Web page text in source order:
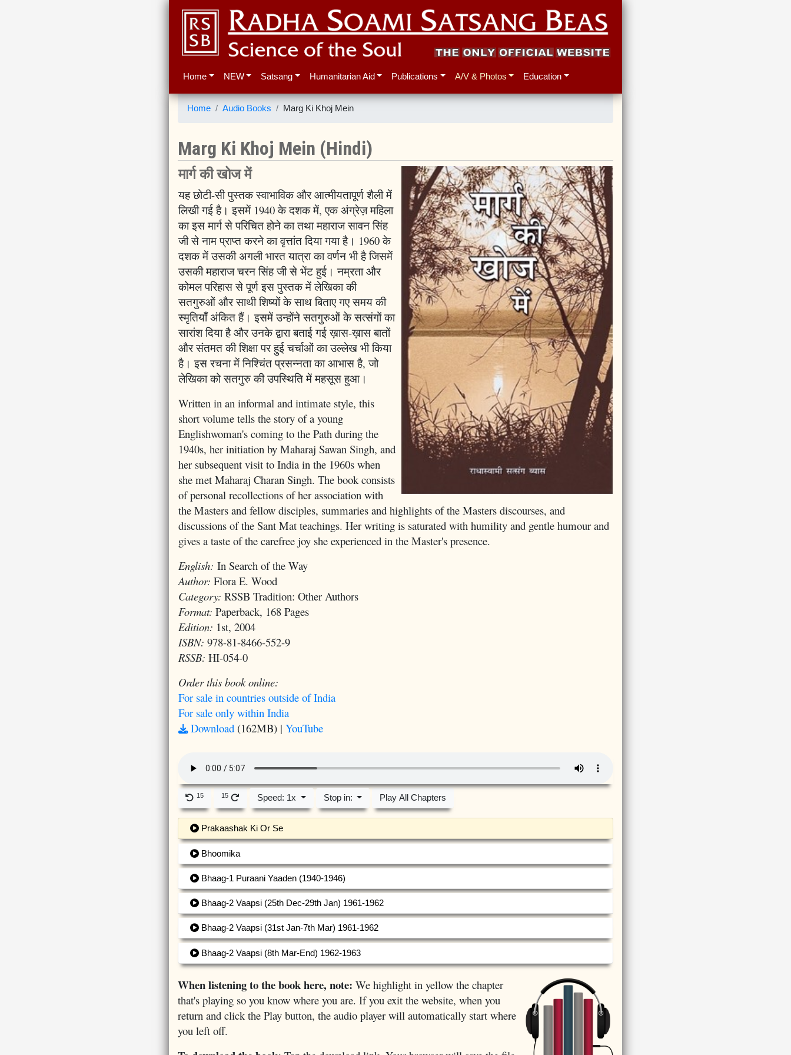
Home NEW Satsang Humanitarian Aid Publications A/V & Photos Education
Home Audio Books Marg Ki Khoj Mein
Marg Ki Khoj Mein (Hindi)
मार्ग की खोज में
यह छोटी-सी पुस्तक स्वाभाविक और आत्मीयतापूर्ण शैली में
लिखी गई है। इसमें 1940 के दशक में, एक अंग्रेज़ महिला
का इस मार्ग से परिचित होने का तथा महाराज सावन सिंह
जी से नाम प्राप्त करने का वृत्तांत दिया गया है। 1960 के
दशक में उसकी अगली भारत यात्रा का वर्णन भी है जिसमें
उसकी महाराज चरन सिंह जी से भेंट हुई। नम्रता और
कोमल परिहास से पूर्ण इस पुस्तक में लेखिका की
सतगुरुओं और साथी शिष्यों के साथ बिताए गए समय की
स्मृतियाँ अंकित हैं। इसमें उन्होंने सतगुरुओं के सत्संगों का
सारांश दिया है और उनके द्वारा बताई गई ख़ास-ख़ास बातों
और संतमत की शिक्षा पर हुई चर्चाओं का उल्लेख भी किया
है। इस रचना में निश्चिंत प्रसन्नता का आभास है, जो
लेखिका को सतगुरु की उपस्थिति में महसूस हुआ।
Written in an informal and intimate style, this
short volume tells the story of a young
Englishwoman's coming to the Path during the
1940s, her initiation by Maharaj Sawan Singh, and
her subsequent visit to India in the 1960s when
she met Maharaj Charan Singh. The book consists
of personal recollections of her association with
the Masters and fellow disciples, summaries and highlights of the Masters discourses, and
discussions of the Sant Mat teachings. Her writing is saturated with humility and gentle humour and
gives a taste of the carefree joy she experienced in the Master's presence.
English: In Search of the Way
Author: Flora E. Wood
Category: RSSB Tradition: Other Authors
Format: Paperback, 168 Pages
Edition: 1st, 2004
ISBN: 978-81-8466-552-9
RSSB: HI-054-0
Order this book online:
For sale in countries outside of India
For sale only within India
Download (162MB) | YouTube
15 15 Speed: 1x Stop in: Play All Chapters
Prakaashak Ki Or Se
Bhoomika
Bhaag-1 Puraani Yaaden (1940-1946)
Bhaag-2 Vaapsi (25th Dec-29th Jan) 1961-1962
Bhaag-2 Vaapsi (31st Jan-7th Mar) 1961-1962
Bhaag-2 Vaapsi (8th Mar-End) 1962-1963
When listening to the book here, note: We highlight in yellow the chapter
that's playing so you know where you are. If you exit the website, when you
return and click the Play button, the audio player will automatically start where
you left off.